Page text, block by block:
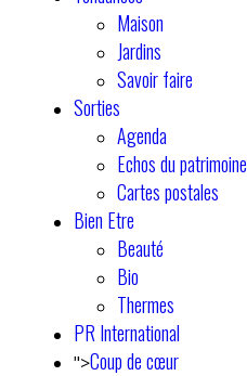
Maison
Jardins
Savoir faire
Sorties
Agenda
Echos du patrimoine
Cartes postales
Bien Etre
Beauté
Bio
Thermes
PR International
">Coup de cœur